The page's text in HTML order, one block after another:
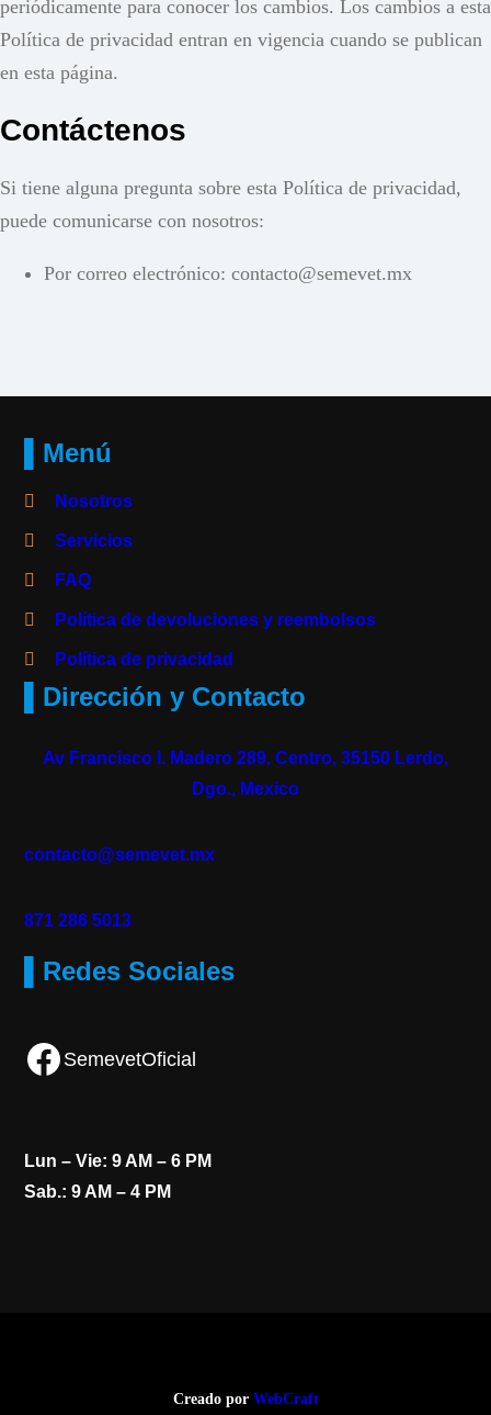
periódicamente para conocer los cambios. Los cambios a esta
Política de privacidad entran en vigencia cuando se publican
en esta página.
Contáctenos
Si tiene alguna pregunta sobre esta Política de privacidad,
puede comunicarse con nosotros:
Por correo electrónico: contacto@semevet.mx
▌Menú
Nosotros
Servicios
FAQ
Política de devoluciones y reembolsos
Política de privacidad
▌Dirección y Contacto
Av Francisco I. Madero 289, Centro, 35150 Lerdo,
Dgo., Mexico
contacto@semevet.mx
871 286 5013
▌Redes Sociales
Facebook SemevetOficial
Lun – Vie: 9 AM – 6 PM
Sab.: 9 AM – 4 PM
Creado por WebCraft